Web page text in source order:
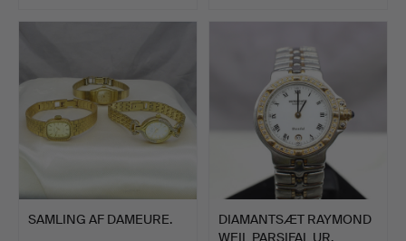
SAMLING AF DAMEURE.
DIAMANTSÆT RAYMOND
WEIL PARSIFAL UR.